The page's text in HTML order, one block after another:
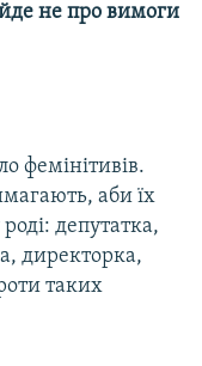
не про вимоги
фемінітивів.
аби їх
депутатка,
директорка,
таких